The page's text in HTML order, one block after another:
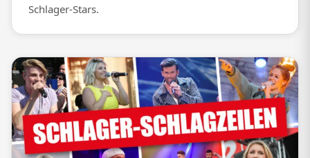
Schlager-Stars.